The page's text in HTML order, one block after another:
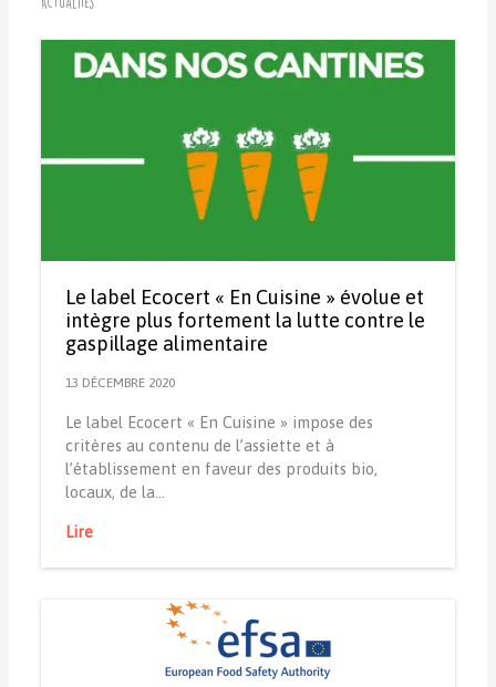
Le label Ecocert « En Cuisine » évolue et
intègre plus fortement la lutte contre le
gaspillage alimentaire
13 DÉCEMBRE 2020
Le label Ecocert « En Cuisine » impose des
critères au contenu de l’assiette et à
l’établissement en faveur des produits bio,
locaux, de la…
Lire